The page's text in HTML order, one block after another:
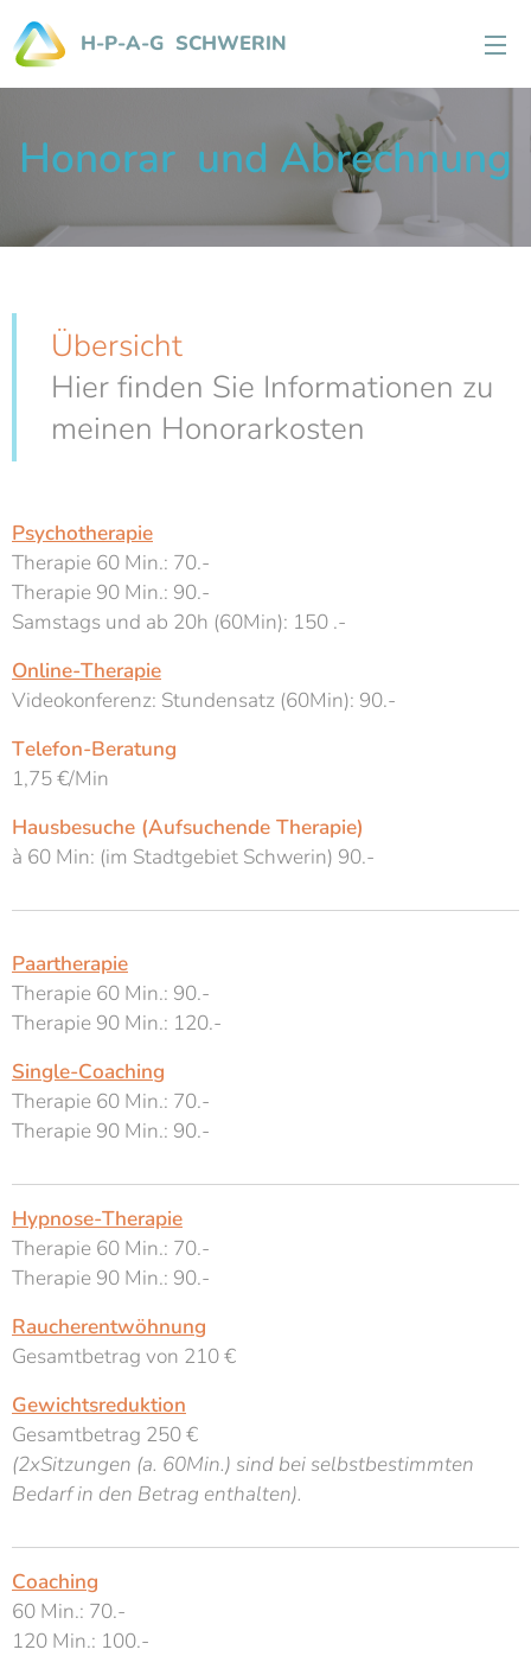
H-P-A-G SCHWERIN
Honorar und Abrechnung
Übersicht
Hier finden Sie Informationen zu
meinen Honorarkosten
Psychotherapie
Therapie 60 Min.: 70.-
Therapie 90 Min.: 90.-
Samstags und ab 20h (60Min): 150 .-
Online-Therapie
Videokonferenz: Stundensatz (60Min): 90.-
Telefon-Beratung
1,75 €/Min
Hausbesuche (Aufsuchende Therapie)
à 60 Min: (im Stadtgebiet Schwerin) 90.-
Paartherapie
Therapie 60 Min.: 90.-
Therapie 90 Min.: 120.-
Single-Coaching
Therapie 60 Min.: 70.-
Therapie 90 Min.: 90.-
Hypnose-Therapie
Therapie 60 Min.: 70.-
Therapie 90 Min.: 90.-
Raucherentwöhnung
Gesamtbetrag von 210 €
Gewichtsreduktion
Gesamtbetrag 250 €
(2xSitzungen (a. 60Min.) sind bei selbstbestimmten
Bedarf in den Betrag enthalten).
Coaching
60 Min.: 70.-
120 Min.: 100.-